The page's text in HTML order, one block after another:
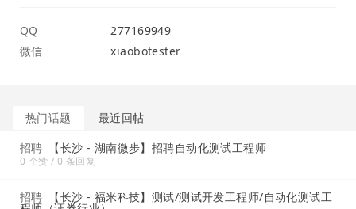
QQ
277169949
微信
xiaobotester
热门话题
最近回帖
招聘
【长沙 - 湖南微步】招聘自动化测试工程师
0 个赞 / 0 条回复
招聘 【长沙 - 福米科技】测试/测试开发工程师/自动化测试工